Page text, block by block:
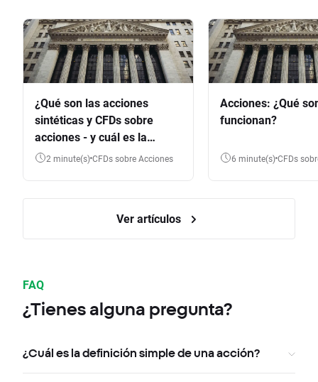
¿Qué son las acciones
sintéticas y CFDs sobre
acciones - y cuál es la
diferencia?
2 minute(s) CFDs sobre Acciones
Acciones: ¿Qué
funcionan?
6 minute(s) CFDs
Ver artículos
FAQ
¿Tienes alguna pregunta?
¿Cuál es la definición simple de una acción?